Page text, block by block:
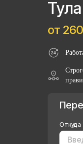
от
Откуда